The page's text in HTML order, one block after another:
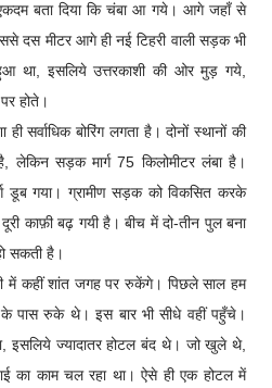
बता दिया कि चंबा आ गये। आगे जहाँ से
दस मीटर आगे ही नई टिहरी वाली सड़क भी
था, इसलिये उत्तरकाशी की ओर मुड़ गये,
होते।
सर्वाधिक बोरिंग लगता है। दोनों स्थानों की
लेकिन सड़क मार्ग 75 किलोमीटर लंबा है।
डूब गया। ग्रामीण सड़क को विकसित करके
दूरी काफ़ी बढ़ गयी है। बीच में दो-तीन पुल बना
सकती है।
में कहीं शांत जगह पर रुकेंगे। पिछले साल हम
पास रुके थे। इस बार भी सीधे वहीं पहुँचे।
इसलिये ज्यादातर होटल बंद थे। जो खुले थे,
का काम चल रहा था। ऐसे ही एक होटल में